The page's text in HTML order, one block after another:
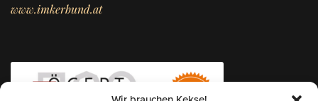
www.imkerbund.at